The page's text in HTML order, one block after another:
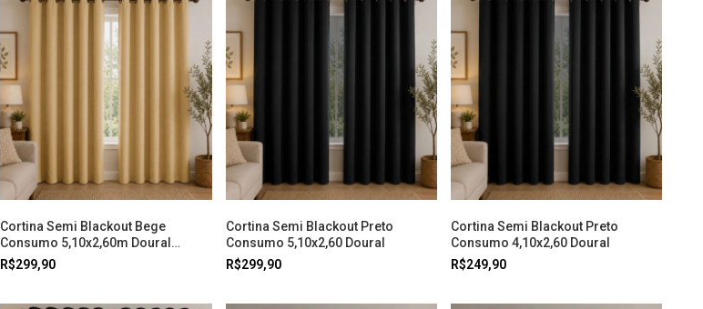
Cortina Semi Blackout Bege
Consumo 5,10x2,60m Doural
Cortina
R$299,90
Cortina Semi Blackout Preto
Consumo 5,10x2,60 Doural
R$299,90
Cortina Semi Blackout Preto
Consumo 4,10x2,60 Doural
R$249,90